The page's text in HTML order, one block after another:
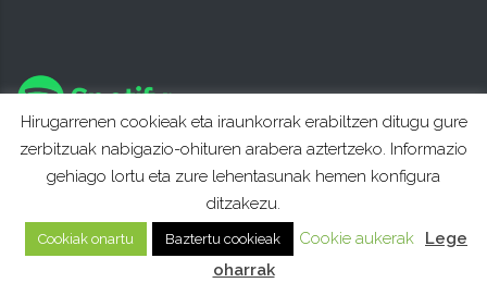
Hirugarrenen cookieak eta iraunkorrak erabiltzen ditugu gure
zerbitzuak nabigazio-ohituren arabera aztertzeko. Informazio
gehiago lortu eta zure lehentasunak hemen konfigura
ditzakezu.
Cookiak onartu Baztertu cookieak Cookie aukerak
Lege
oharrak